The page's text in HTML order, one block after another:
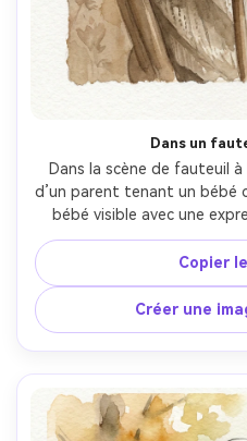
Dans un
Dans la scène de fauteuil
d’un parent tenant un bébé
bébé visible avec une
palette chaude et douce,
plis des vêtements,
prononcée, composition
souvenir familial, objectif
champ, lumière
Copier
Créer une